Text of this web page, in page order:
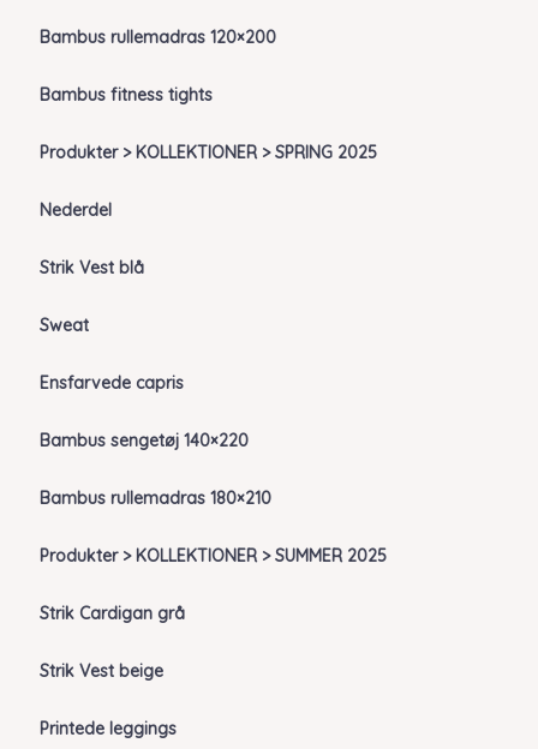
Bambus rullemadras 120×200
Bambus fitness tights
Produkter > KOLLEKTIONER > SPRING 2025
Nederdel
Strik Vest blå
Sweat
Ensfarvede capris
Bambus sengetøj 140×220
Bambus rullemadras 180×210
Produkter > KOLLEKTIONER > SUMMER 2025
Strik Cardigan grå
Strik Vest beige
Printede leggings